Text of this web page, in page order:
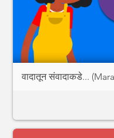
वादातून संवादाकडे...